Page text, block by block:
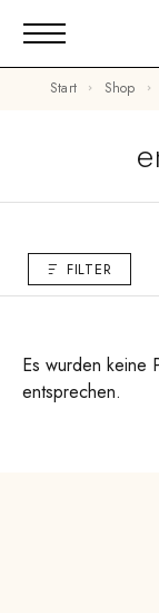
Start Shop
FILTER
Es wurden keine
entsprechen.